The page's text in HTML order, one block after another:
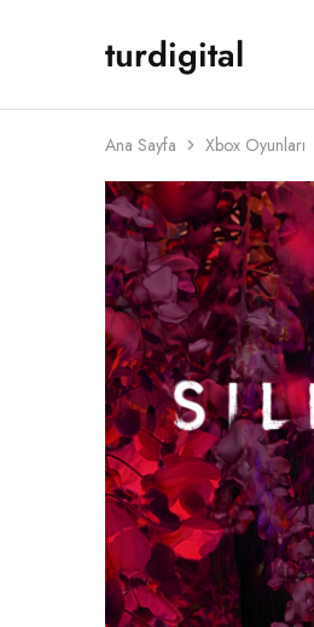
turdigital
TURDIGITAL
Dijital
&
Oyun
Kartları
&
Üyelik
Paketleri
Ana Sayfa Xbox Oyunları